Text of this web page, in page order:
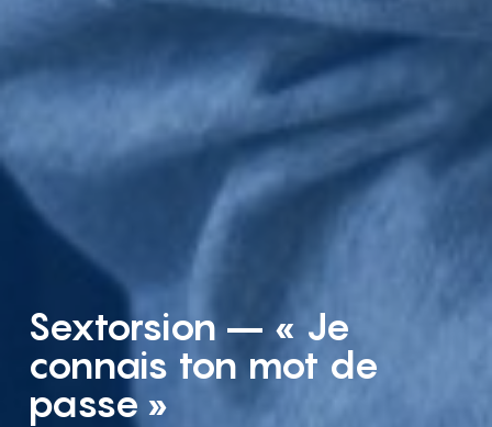
Sextorsion – « Je
connais ton mot de
passe »